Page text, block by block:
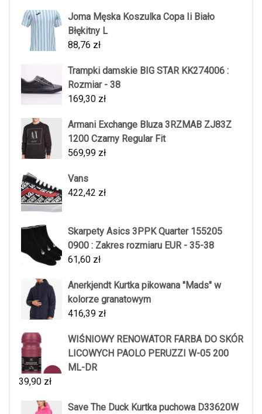
Joma Męska Koszulka Copa Ii Biało
Błękitny L
88,76 zł
Trampki damskie BIG STAR KK274006 :
Rozmiar - 38
169,30 zł
Armani Exchange Bluza 3RZMAB ZJ83Z
1200 Czarny Regular Fit
569,99 zł
Vans
422,42 zł
Skarpety Asics 3PPK Quarter 155205
0900 : Zakres rozmiaru EUR - 35-38
61,60 zł
Anerkjendt Kurtka pikowana "Mads" w
kolorze granatowym
416,39 zł
WIŚNIOWY RENOWATOR FARBA DO SKÓR
LICOWYCH PAOLO PERUZZI W-05 200
ML-DR
39,90 zł
Save The Duck Kurtka puchowa D33620W